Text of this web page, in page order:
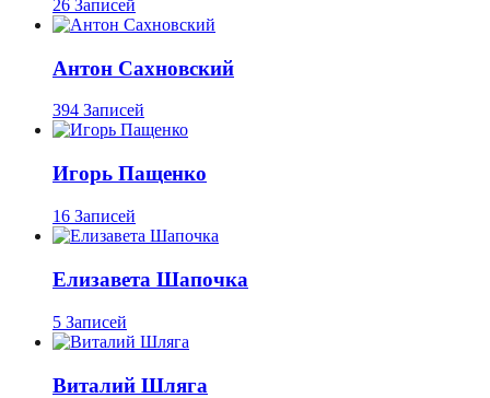
26 Записей
Антон Сахновский
394 Записей
Игорь Пащенко
16 Записей
Елизавета Шапочка
5 Записей
Виталий Шляга